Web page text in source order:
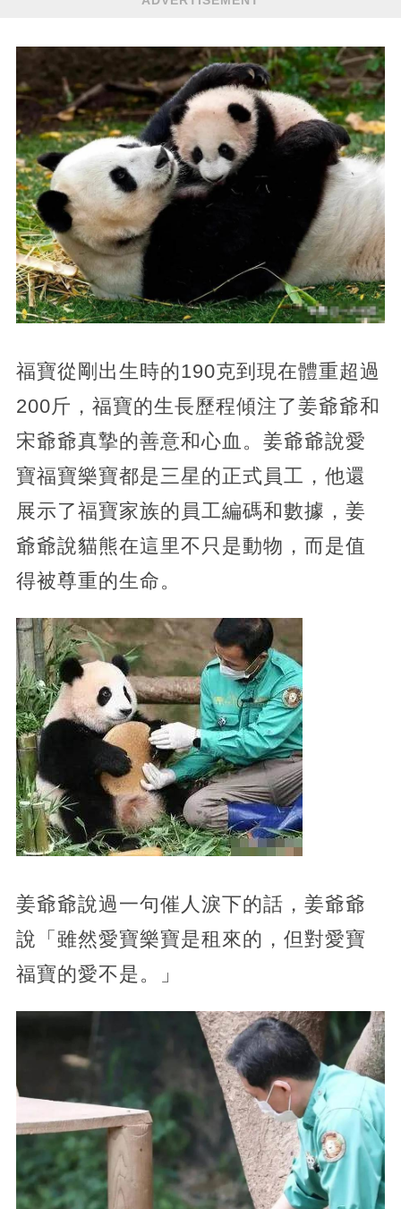
福寶從剛出生時的190克到現在體重超過
200斤，福寶的生長歷程傾注了姜爺爺和
宋爺爺真摯的善意和心血。姜爺爺說愛
寶福寶樂寶都是三星的正式員工，他還
展示了福寶家族的員工編碼和數據，姜
爺爺說貓熊在這里不只是動物，而是值
得被尊重的生命。
姜爺爺說過一句催人淚下的話，姜爺爺
說「雖然愛寶樂寶是租來的，但對愛寶
福寶的愛不是。」